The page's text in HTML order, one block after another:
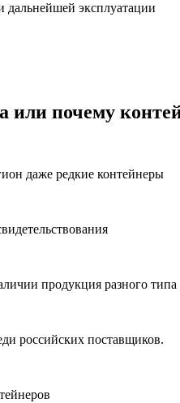
дальнейшей эксплуатации
почему
даже редкие контейнеры
продукция разного типа
российских поставщиков.